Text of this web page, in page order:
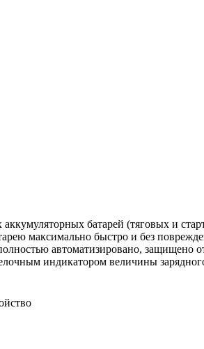
батарей (тяговых и
максимально быстро и без
автоматизировано,
индикатором величины